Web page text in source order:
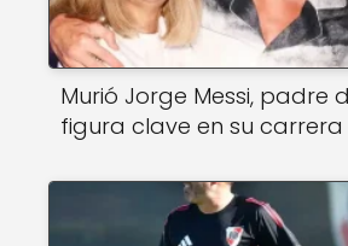
Murió Jorge Messi, padre
figura clave en su carrera